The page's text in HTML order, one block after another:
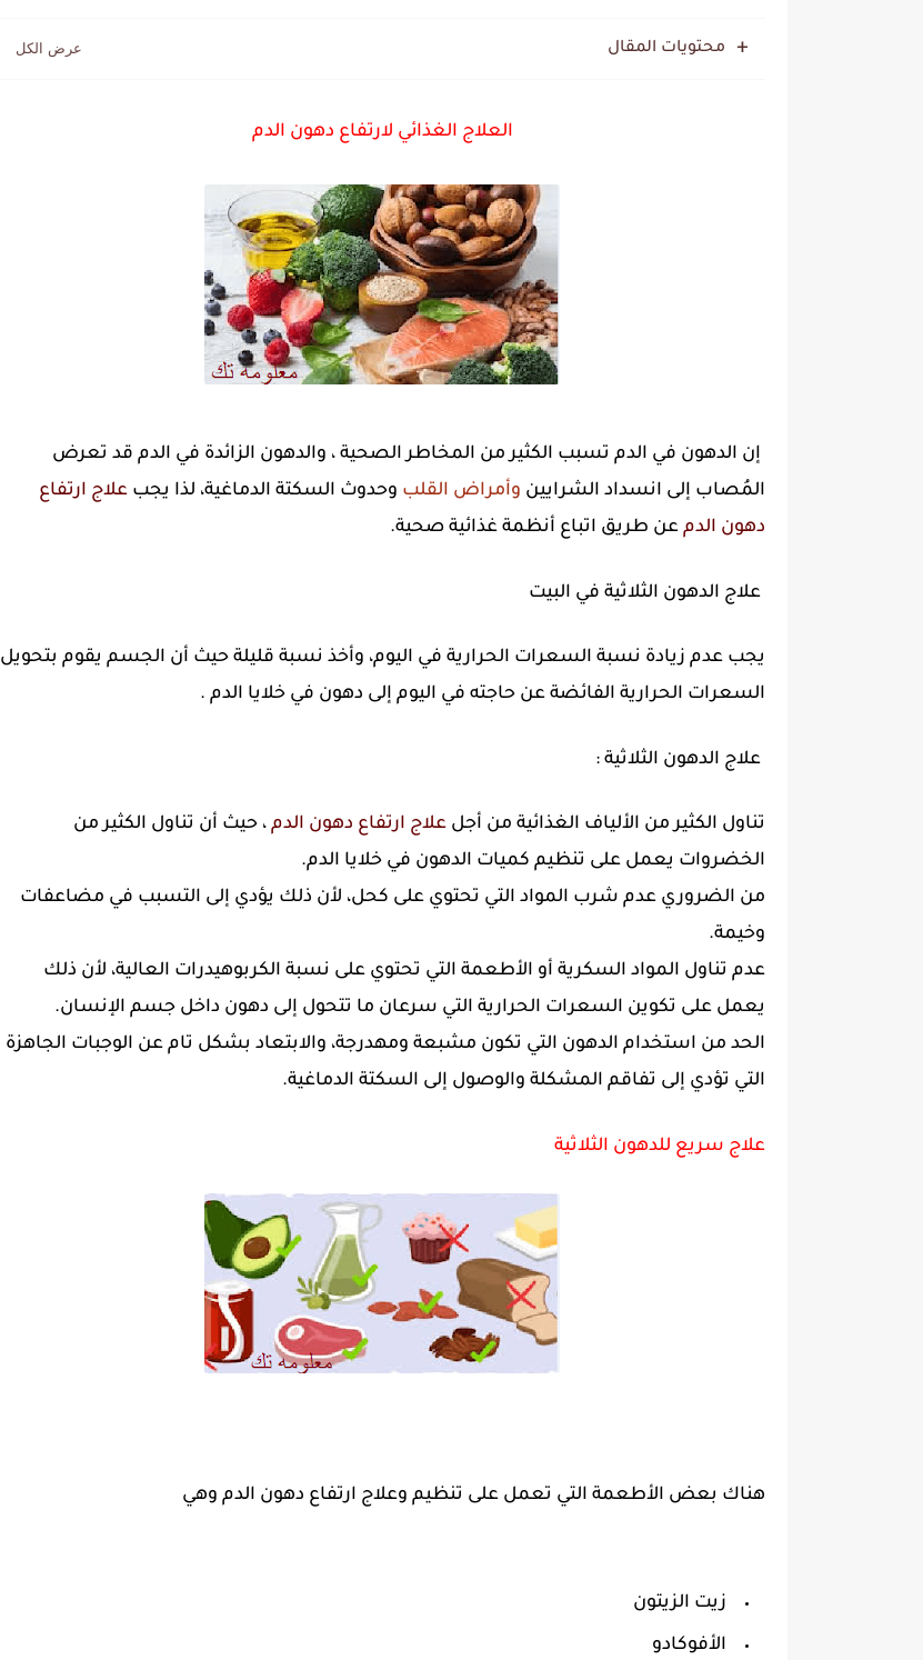
محتويات المقال
العلاج الغذائي لارتفاع دهون الدم
إن الدهون في الدم تسبب الكثير من المخاطر الصحية ، والدهون الزائدة في الدم قد تعرض
المُصاب إلى انسداد الشرايين وأمراض القلب وحدوث السكتة الدماغية، لذا يجب علاج ارتفاع
دهون الدم عن طريق اتباع أنظمة غذائية صحية.
علاج الدهون الثلاثية في البيت
يجب عدم زيادة نسبة السعرات الحرارية في اليوم، وأخذ نسبة قليلة حيث أن الجسم يقوم بتحويل
السعرات الحرارية الفائضة عن حاجته في اليوم إلى دهون في خلايا الدم .
علاج الدهون الثلاثية :
تناول الكثير من الألياف الغذائية من أجل علاج ارتفاع دهون الدم ، حيث أن تناول الكثير من
الخضروات يعمل على تنظيم كميات الدهون في خلايا الدم.
من الضروري عدم شرب المواد التي تحتوي على كحل، لأن ذلك يؤدي إلى التسبب في مضاعفات
وخيمة.
عدم تناول المواد السكرية أو الأطعمة التي تحتوي على نسبة الكربوهيدرات العالية، لأن ذلك
يعمل على تكوين السعرات الحرارية التي سرعان ما تتحول إلى دهون داخل جسم الإنسان.
الحد من استخدام الدهون التي تكون مشبعة ومهدرجة، والابتعاد بشكل تام عن الوجبات الجاهزة
التي تؤدي إلى تفاقم المشكلة والوصول إلى السكتة الدماغية.
علاج سريع للدهون الثلاثية
هناك بعض الأطعمة التي تعمل على تنظيم وعلاج ارتفاع دهون الدم وهي
زيت الزيتون
الأفوكادو